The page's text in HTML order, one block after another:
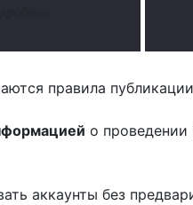
правила
о
аккаунты без